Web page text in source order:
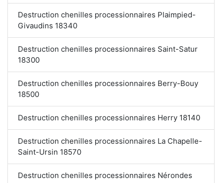
Destruction chenilles processionnaires Plaimpied-
Givaudins 18340
Destruction chenilles processionnaires Saint-Satur
18300
Destruction chenilles processionnaires Berry-Bouy
18500
Destruction chenilles processionnaires Herry 18140
Destruction chenilles processionnaires La Chapelle-
Saint-Ursin 18570
Destruction chenilles processionnaires Nérondes